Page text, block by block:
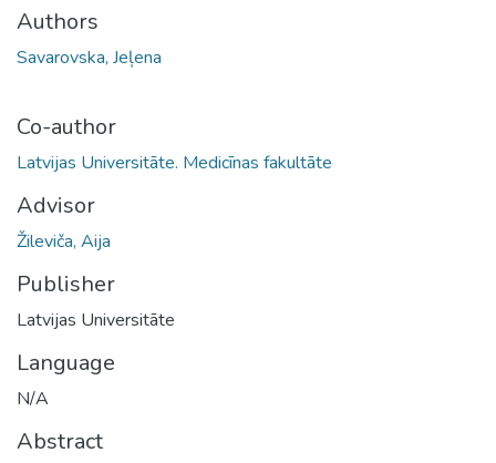
Authors
Savarovska, Jeļena
Co-author
Latvijas Universitāte. Medicīnas fakultāte
Advisor
Žileviča, Aija
Publisher
Latvijas Universitāte
Language
N/A
Abstract